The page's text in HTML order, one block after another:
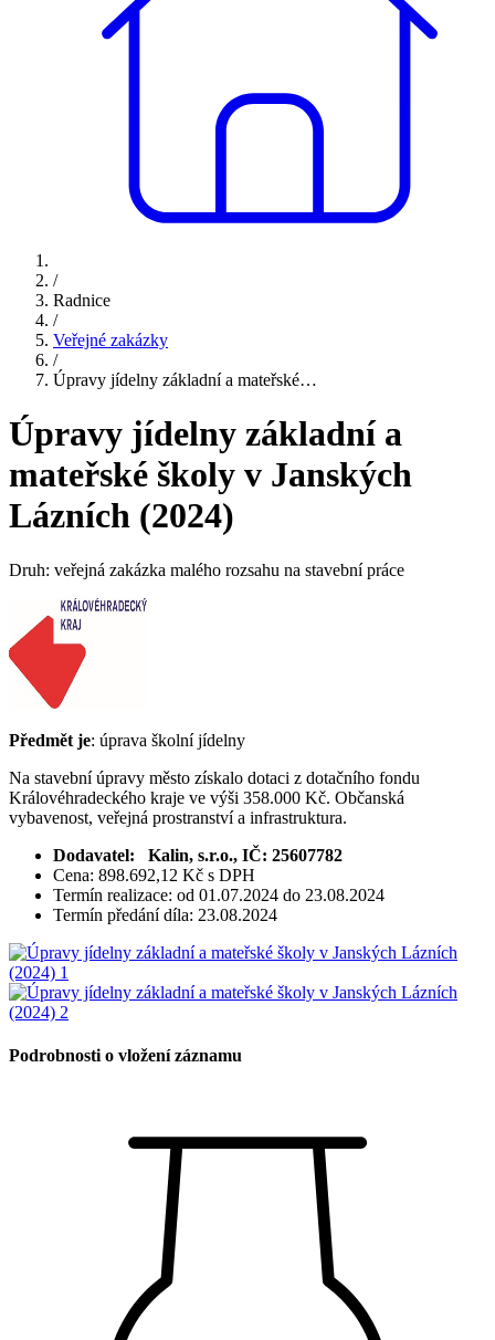
/
Radnice
/
Veřejné zakázky
/
Úpravy jídelny základní a mateřské…
Úpravy jídelny základní a
mateřské školy v Janských
Lázních (2024)
Druh: veřejná zakázka malého rozsahu na stavební práce
Předmět je: úprava školní jídelny
Na stavební úpravy město získalo dotaci z dotačního fondu
Královéhradeckého kraje ve výši 358.000 Kč. Občanská
vybavenost, veřejná prostranství a infrastruktura.
Dodavatel: Kalin, s.r.o., IČ: 25607782
Cena: 898.692,12 Kč s DPH
Termín realizace: od 01.07.2024 do 23.08.2024
Termín předání díla: 23.08.2024
Podrobnosti o vložení záznamu